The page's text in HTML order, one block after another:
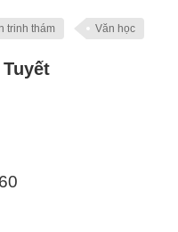
trinh thám Văn học